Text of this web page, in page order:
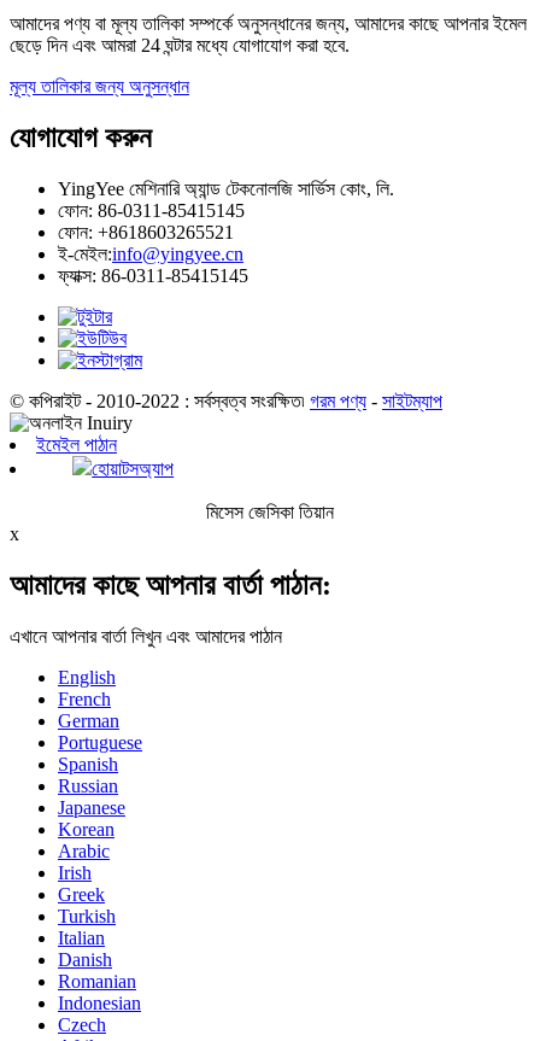
আমাদের পণ্য বা মূল্য তালিকা সম্পর্কে অনুসন্ধানের জন্য, আমাদের কাছে আপনার ইমেল
ছেড়ে দিন এবং আমরা 24 ঘন্টার মধ্যে যোগাযোগ করা হবে.
মূল্য তালিকার জন্য অনুসন্ধান
যোগাযোগ করুন
YingYee মেশিনারি অ্যান্ড টেকনোলজি সার্ভিস কোং, লি.
ফোন: 86-0311-85415145
ফোন: +8618603265521
ই-মেইল:info@yingyee.cn
ফ্যাক্স: 86-0311-85415145
© কপিরাইট - 2010-2022 : সর্বস্বত্ব সংরক্ষিত৷ গরম পণ্য - সাইটম্যাপ
ইমেইল পাঠান
হোয়াটসঅ্যাপ
মিসেস জেসিকা তিয়ান
x
আমাদের কাছে আপনার বার্তা পাঠান:
এখানে আপনার বার্তা লিখুন এবং আমাদের পাঠান
English
French
German
Portuguese
Spanish
Russian
Japanese
Korean
Arabic
Irish
Greek
Turkish
Italian
Danish
Romanian
Indonesian
Czech